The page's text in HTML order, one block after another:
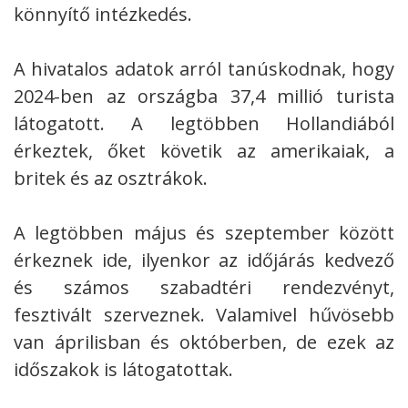
könnyítő intézkedés.
A hivatalos adatok arról tanúskodnak, hogy
2024-ben az országba 37,4 millió turista
látogatott. A legtöbben Hollandiából
érkeztek, őket követik az amerikaiak, a
britek és az osztrákok.
A legtöbben május és szeptember között
érkeznek ide, ilyenkor az időjárás kedvező
és számos szabadtéri rendezvényt,
fesztivált szerveznek. Valamivel hűvösebb
van áprilisban és októberben, de ezek az
időszakok is látogatottak.